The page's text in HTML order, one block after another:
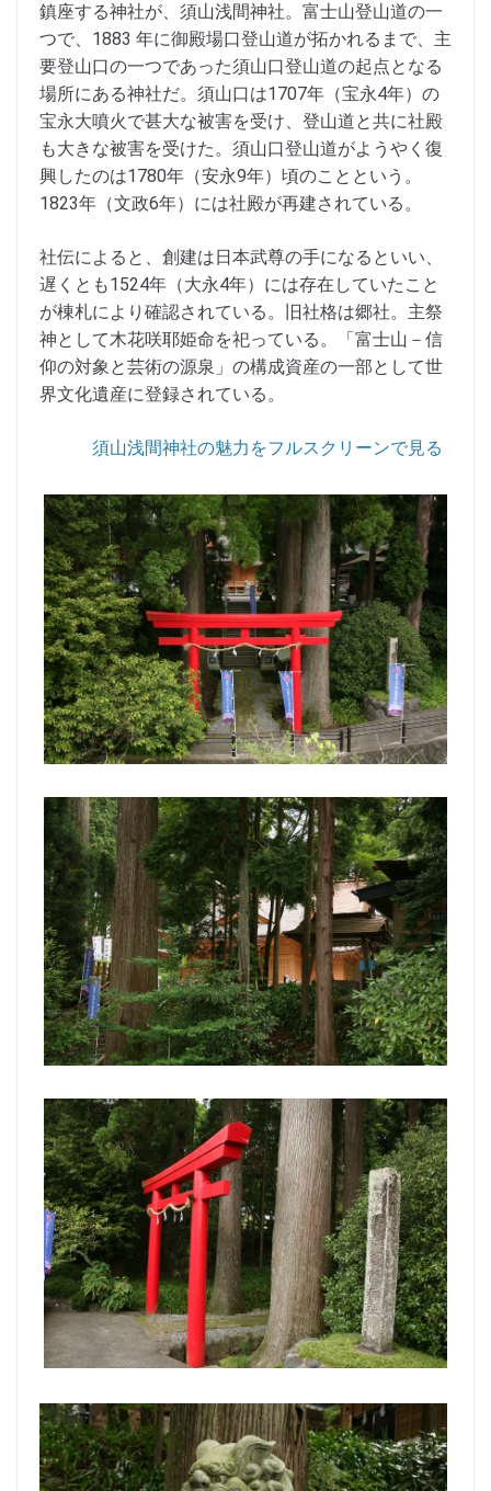
鎮座する神社が、須山浅間神社。富士山登山道の一
つで、1883 年に御殿場口登山道が拓かれるまで、主
要登山口の一つであった須山口登山道の起点となる
場所にある神社だ。須山口は1707年（宝永4年）の
宝永大噴火で甚大な被害を受け、登山道と共に社殿
も大きな被害を受けた。須山口登山道がようやく復
興したのは1780年（安永9年）頃のことという。
1823年（文政6年）には社殿が再建されている。
社伝によると、創建は日本武尊の手になるといい、
遅くとも1524年（大永4年）には存在していたこと
が棟札により確認されている。旧社格は郷社。主祭
神として木花咲耶姫命を祀っている。「富士山－信
仰の対象と芸術の源泉」の構成資産の一部として世
界文化遺産に登録されている。
須山浅間神社の魅力をフルスクリーンで見る